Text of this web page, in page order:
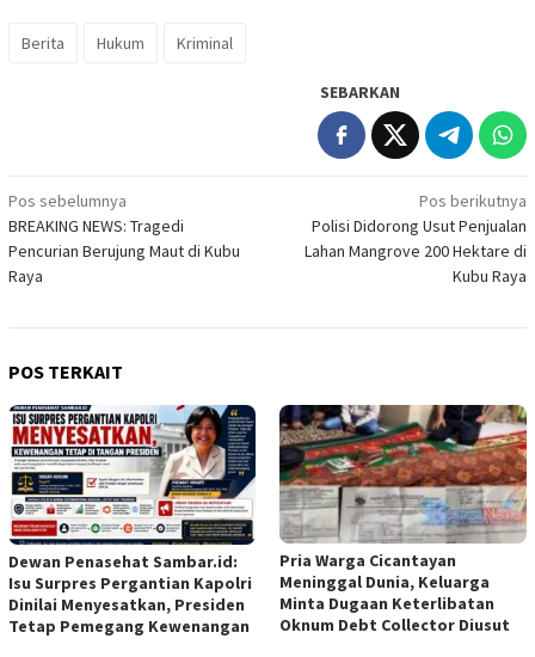
Berita Hukum Kriminal
SEBARKAN
Navigasi
pos
Pos sebelumnya
BREAKING NEWS: Tragedi
Pencurian Berujung Maut di Kubu
Raya
Pos berikutnya
Polisi Didorong Usut Penjualan
Lahan Mangrove 200 Hektare di
Kubu Raya
POS TERKAIT
Dewan Penasehat Sambar.id:
Isu Surpres Pergantian Kapolri
Dinilai Menyesatkan, Presiden
Tetap Pemegang Kewenangan
Pria Warga Cicantayan
Meninggal Dunia, Keluarga
Minta Dugaan Keterlibatan
Oknum Debt Collector Diusut